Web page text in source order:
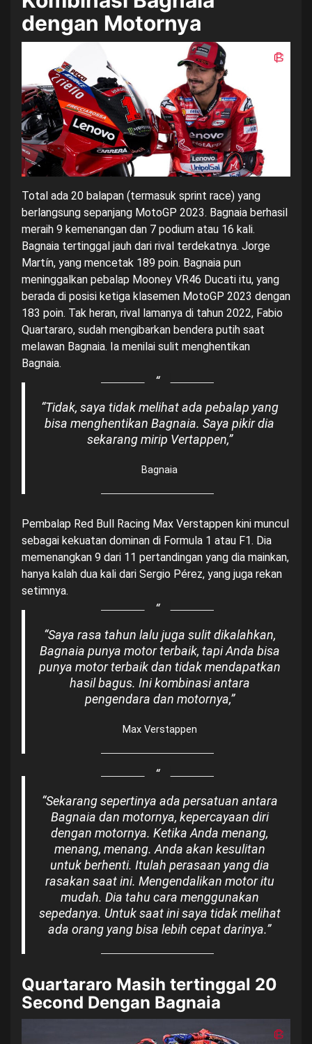
dengan Motornya
Total ada 20 balapan (termasuk sprint race) yang
berlangsung sepanjang MotoGP 2023. Bagnaia berhasil
meraih 9 kemenangan dan 7 podium atau 16 kali.
Bagnaia tertinggal jauh dari rival terdekatnya. Jorge
Martín, yang mencetak 189 poin. Bagnaia pun
meninggalkan pebalap Mooney VR46 Ducati itu, yang
berada di posisi ketiga klasemen MotoGP 2023 dengan
183 poin. Tak heran, rival lamanya di tahun 2022, Fabio
Quartararo, sudah mengibarkan bendera putih saat
melawan Bagnaia. Ia menilai sulit menghentikan
Bagnaia.
“Tidak, saya tidak melihat ada pebalap yang
bisa menghentikan Bagnaia. Saya pikir dia
sekarang mirip Vertappen,”
Bagnaia
Pembalap Red Bull Racing Max Verstappen kini muncul
sebagai kekuatan dominan di Formula 1 atau F1. Dia
memenangkan 9 dari 11 pertandingan yang dia mainkan,
hanya kalah dua kali dari Sergio Pérez, yang juga rekan
setimnya.
“Saya rasa tahun lalu juga sulit dikalahkan,
Bagnaia punya motor terbaik, tapi Anda bisa
punya motor terbaik dan tidak mendapatkan
hasil bagus. Ini kombinasi antara
pengendara dan motornya,”
Max Verstappen
“Sekarang sepertinya ada persatuan antara
Bagnaia dan motornya, kepercayaan diri
dengan motornya. Ketika Anda menang,
menang, menang. Anda akan kesulitan
untuk berhenti. Itulah perasaan yang dia
rasakan saat ini. Mengendalikan motor itu
mudah. Dia tahu cara menggunakan
sepedanya. Untuk saat ini saya tidak melihat
ada orang yang bisa lebih cepat darinya.”
Quartararo Masih tertinggal 20
Second Dengan Bagnaia